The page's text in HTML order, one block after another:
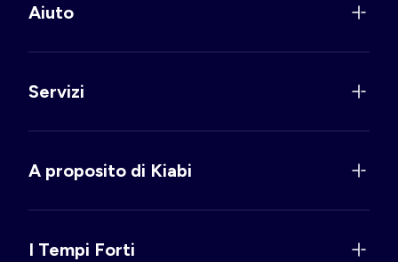
Aiuto
Servizi
A proposito di Kiabi
I Tempi Forti